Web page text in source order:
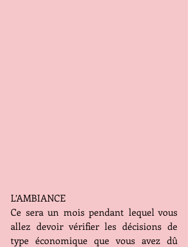
L’AMBIANCE
Ce sera un mois pendant lequel vous
allez devoir vérifier les décisions de
type économique que vous avez dû